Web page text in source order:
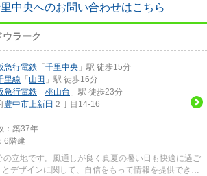
中央へのお問い合わせはこちら
ウラーク
急行電鉄 「 千里中央 」駅 徒歩15分
里線 「 山田 」駅 徒歩16分
急行電鉄 「 桃山台 」駅 徒歩23分
豊中市上新田 ２丁目14-16
：築37年
6階建
立地です。風通しが良く真夏の暑い日も快適に過ご
デザインに関して、自信をもって情報を提供できる